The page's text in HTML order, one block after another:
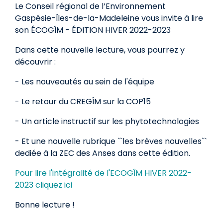
Le Conseil régional de l’Environnement
Gaspésie-Îles-de-la-Madeleine vous invite à lire
son ÉCOGÎM - ÉDITION HIVER 2022-2023
Dans cette nouvelle lecture, vous pourrez y
découvrir :
- Les nouveautés au sein de l'équipe
- Le retour du CREGÎM sur la COP15
- Un article instructif sur les phytotechnologies
- Et une nouvelle rubrique ``les brèves nouvelles``
dediée à la ZEC des Anses dans cette édition.
Pour lire l'intégralité de l'ECOGÎM HIVER 2022-
2023 cliquez ici
Bonne lecture !